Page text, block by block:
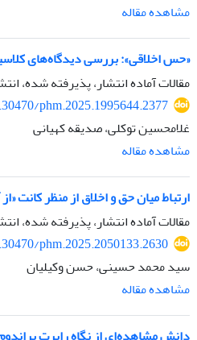
مشاهده مقاله
«حس اخلاقی»: بررسی دیدگاه‌های
مقالات آماده انتشار، پذیرفته شده،
phm.2025.1995644.2377
غلامحسین توکلی، صدیقه کهیانی
مشاهده مقاله
ارتباط میان حق و اخلاق از منظر کانت
مقالات آماده انتشار، پذیرفته شده،
phm.2025.2050133.2630
سید محمد حسینی، حسن وکیلیان
مشاهده مقاله